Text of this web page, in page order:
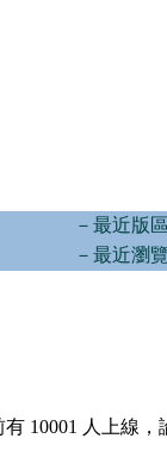
－最近版
－最近瀏
10001 人上線